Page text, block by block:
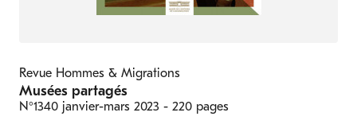
Revue Hommes & Migrations
Musées partagés
N°1340 janvier-mars 2023 - 220 pages